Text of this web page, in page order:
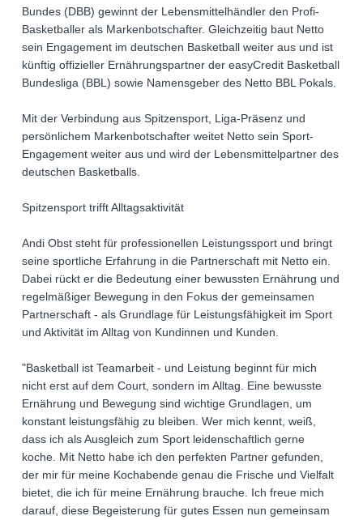
Bundes (DBB) gewinnt der Lebensmittelhändler den Profi-
Basketballer als Markenbotschafter. Gleichzeitig baut Netto
sein Engagement im deutschen Basketball weiter aus und ist
künftig offizieller Ernährungspartner der easyCredit Basketball
Bundesliga (BBL) sowie Namensgeber des Netto BBL Pokals.
Mit der Verbindung aus Spitzensport, Liga-Präsenz und
persönlichem Markenbotschafter weitet Netto sein Sport-
Engagement weiter aus und wird der Lebensmittelpartner des
deutschen Basketballs.
Spitzensport trifft Alltagsaktivität
Andi Obst steht für professionellen Leistungssport und bringt
seine sportliche Erfahrung in die Partnerschaft mit Netto ein.
Dabei rückt er die Bedeutung einer bewussten Ernährung und
regelmäßiger Bewegung in den Fokus der gemeinsamen
Partnerschaft - als Grundlage für Leistungsfähigkeit im Sport
und Aktivität im Alltag von Kundinnen und Kunden.
"Basketball ist Teamarbeit - und Leistung beginnt für mich
nicht erst auf dem Court, sondern im Alltag. Eine bewusste
Ernährung und Bewegung sind wichtige Grundlagen, um
konstant leistungsfähig zu bleiben. Wer mich kennt, weiß,
dass ich als Ausgleich zum Sport leidenschaftlich gerne
koche. Mit Netto habe ich den perfekten Partner gefunden,
der mir für meine Kochabende genau die Frische und Vielfalt
bietet, die ich für meine Ernährung brauche. Ich freue mich
darauf, diese Begeisterung für gutes Essen nun gemeinsam